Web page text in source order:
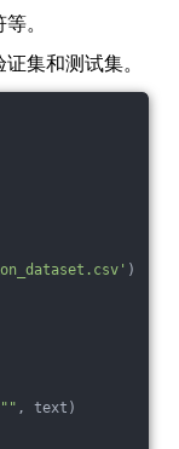
。
集和测试集。
)
"" , text)